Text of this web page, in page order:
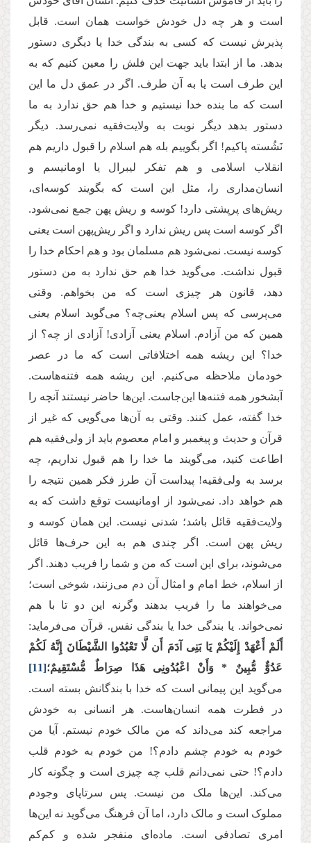
است و هر چه دل خودش خواست همان است. قابل
پذیرش نیست که کسی به بندگی خدا یا دیگری دستور
بدهد. ما از ابتدا باید جهت این فلش را معین کنیم که به
این طرف است یا به آن طرف. اگر در عمق دل ما این
است که ما بنده‌‌ خدا نیستیم و خدا هم حق ندارد به ما
دستور بدهد دیگر نوبت به ولایت‌فقیه نمی‌رسد. دیگر
نَشُسته پاکیم! اگر بگوییم بله هم اسلام را قبول داریم هم
انقلاب اسلامی و هم تفکر لیبرال یا اومانیسم و
انسان‌مداری را، مثل این است که بگویند کوسه‌ای،
ریش‌‌های پرپشتی دارد! کوسه و ریش پهن جمع نمی‌‌شود.
اگر کوسه است پس ریش ندارد و اگر ریش‌پهن است یعنی
کوسه نیست. نمی‌شود هم مسلمان بود و هم احکام خدا را
قبول نداشت. می‌‌گوید خدا هم حق ندارد به من دستور
دهد، قانون هر چیزی است که من بخواهم. وقتی
می‌پرسی که پس اسلام یعنی‌چه؟ می‌گوید اسلام یعنی
همین که من آزادم. اسلام یعنی آزادی! آزادی از چه؟ از
خدا؟ این ریشه‌‌ همه‌‌ اختلافاتی است که ما در عصر
خودمان ملاحظه می‌‌کنیم. این ریشه همه‌‌ فتنه‌هاست.
آبشخور همه‌‌ فتنه‌‌ها این‌جاست. این‌ها حاضر نیستند آنچه را
خدا گفته، عمل کنند. وقتی به آن‌ها می‌گویی که غیر از
قرآن و حدیث و پیغمبر و امام معصوم باید از ولی‌فقیه هم
اطاعت کنید، می‌گویند ما خدا را هم قبول نداریم، چه
برسد به ولی‌فقیه! پیداست آن طرز فکر همین نتیجه را
هم خواهد داد. نمی‌‌شود از اومانیست توقع داشت که به
ولایت‌فقیه قائل باشد؛ شدنی نیست. این همان کوسه و
ریش پهن است. اگر چندی هم به این حرف‌ها قائل
می‌شوند، برای این است که من و شما را فریب دهند. اگر
از اسلام، خط امام و امثال آن دم می‌زنند، شوخی است؛
می‌خواهند ما را فریب بدهند وگرنه این دو تا با هم
نمی‌‌خواند. یا بندگی خدا یا بندگی نفس. قرآن می‌‌فرماید:
أَلَمْ أَعْهَدْ إِلَیْكُمْ یَا بَنِی آدَمَ أَن لَّا تَعْبُدُوا الشَّیْطَانَ إِنَّهُ لَكُمْ
عَدُوٌّ مُّبِینٌ * وَأَنْ اعْبُدُونِی هَذَا صِرَاطٌ مُّسْتَقِیمٌ؛[11]
می‌‌گوید این پیمانی است که خدا با بندگانش بسته است.
در فطرت همه‌‌ انسان‌‌هاست. هر انسانی به خودش
مراجعه کند می‌‌داند که من مالک خودم نیستم. آیا من
خودم به خودم چشم دادم؟! من خودم به خودم قلب
دادم؟! حتی نمی‌دانم قلب چه چیزی است و چگونه کار
می‌‌کند. این‌‌ها ملک من نیست. پس سرتاپای وجودم
مملوک است و مالک دارد، اما آن فرهنگ می‌‌گوید نه این‌ها
امری تصادفی است. ماده‌‌ای منفجر شده و کم‌کم